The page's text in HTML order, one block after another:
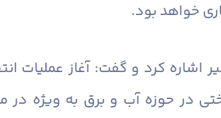
خواهد بود.
اشاره کرد و گفت: آغاز
در حوزه آب و برق به ویژه